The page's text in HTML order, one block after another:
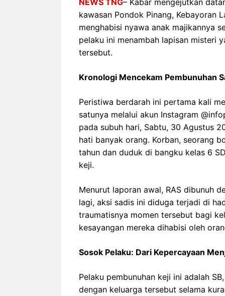
kawasan Pondok Pinang, Kebayoran
menghabisi nyawa anak majikannya
pelaku ini menambah lapisan misteri
tersebut.
Kronologi Mencekam Pembunuhan
Peristiwa berdarah ini pertama kali
satunya melalui akun Instagram
pada subuh hari, Sabtu, 30 Agustus
hati banyak orang. Korban, seorang
tahun dan duduk di bangku kelas 6
keji.
Menurut laporan awal, RAS dibunuh
lagi, aksi sadis ini diduga terjadi di
traumatisnya momen tersebut bagi
kesayangan mereka dihabisi oleh
Sosok Pelaku: Dari Kepercayaan
Pelaku pembunuhan keji ini adalah
dengan keluarga tersebut selama